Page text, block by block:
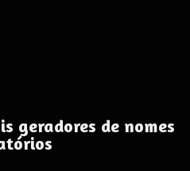
geradores de nomes